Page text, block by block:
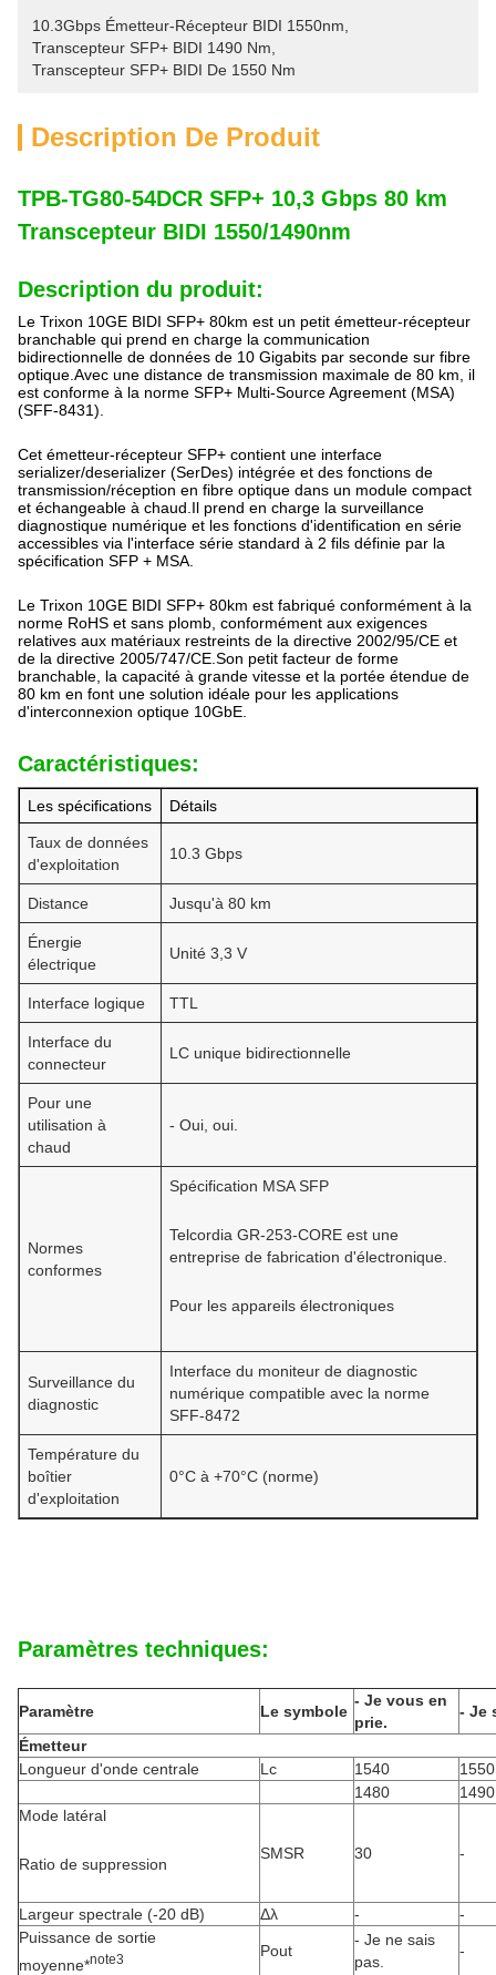
10.3Gbps Émetteur-Récepteur BIDI 1550nm
Transcepteur SFP+ BIDI 1490 Nm
Transcepteur SFP+ BIDI De 1550 Nm
Description De Produit
TPB-TG80-54DCR SFP+ 10,3 Gbps 80 km
Transcepteur BIDI 1550/1490nm
Description du produit:
Le Trixon 10GE BIDI SFP+ 80km est un petit émetteur-récepteur
branchable qui prend en charge la communication
bidirectionnelle de données de 10 Gigabits par seconde sur fibre
optique.Avec une distance de transmission maximale de 80 km, il
est conforme à la norme SFP+ Multi-Source Agreement (MSA)
(SFF-8431).
Cet émetteur-récepteur SFP+ contient une interface
serializer/deserializer (SerDes) intégrée et des fonctions de
transmission/réception en fibre optique dans un module compact
et échangeable à chaud.Il prend en charge la surveillance
diagnostique numérique et les fonctions d'identification en série
accessibles via l'interface série standard à 2 fils définie par la
spécification SFP + MSA.
Le Trixon 10GE BIDI SFP+ 80km est fabriqué conformément à la
norme RoHS et sans plomb, conformément aux exigences
relatives aux matériaux restreints de la directive 2002/95/CE et
de la directive 2005/747/CE.Son petit facteur de forme
branchable, la capacité à grande vitesse et la portée étendue de
80 km en font une solution idéale pour les applications
d'interconnexion optique 10GbE.
Caractéristiques:
Les spécifications Détails
Taux de données
d'exploitation
10.3 Gbps
Distance Jusqu'à 80 km
Énergie
électrique
Unité 3,3 V
Interface logique TTL
Interface du
connecteur
LC unique bidirectionnelle
Pour une
utilisation à
chaud
- Oui, oui.
Normes
conformes
Spécification MSA SFP
Telcordia GR-253-CORE est une
entreprise de fabrication d'électronique.
Pour les appareils électroniques
Surveillance du
diagnostic
Interface du moniteur de diagnostic
numérique compatible avec la norme
SFF-8472
Température du
boîtier
d'exploitation
0°C à +70°C (norme)
Paramètres techniques:
Paramètre Le symbole
- Je vous en
prie.
- Je
Émetteur
Longueur d'onde centrale
Lc 1540
1550
1480
1490
Mode latéral
Ratio de suppression
SMSR 30 -
Largeur spectrale (-20 dB) Δλ -
-
Puissance de sortie
moyenne*note3 Pout
- Je ne sais
pas.
-